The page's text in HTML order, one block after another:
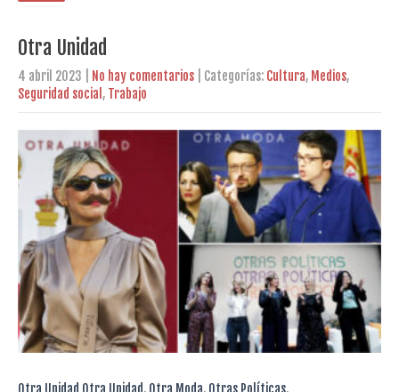
Otra Unidad
4 abril 2023 No hay comentarios | Categorías: Cultura, Medios,
Seguridad social , Trabajo